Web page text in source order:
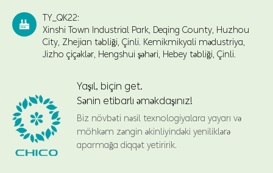

TY_QK22:
Xinshi Town Industrial Park, Deqing County, Huzhou
City, Zhejian təbliği, Çinli. Kemikmikyali mədustriya,
Jizho çiçəklər, Hengshui şəhəri, Hebey təbliği, Çinli.
Yaşıl, biçin get.
Sənin etibarlı əməkdaşınız!
Biz növbəti nəsil texnologiyalara yayarı və
möhkəm zəngin əkinliyindəki yeniliklərə
aparmağa diqqət yetiririk.